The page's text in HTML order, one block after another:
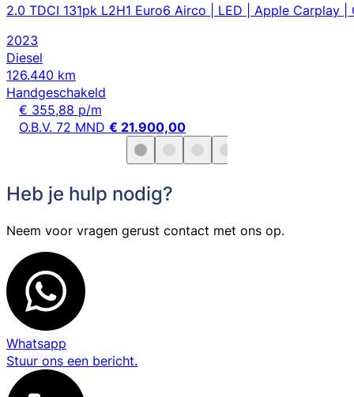
2.0 TDCI 131pk L2H1 Euro6 Airco | LED | Apple Carplay
2023
Diesel
126.440 km
Handgeschakeld
€ 355,88 p/m
O.B.V. 72 MND € 21.900,00
Heb je hulp nodig?
Neem voor vragen gerust contact met ons op.
Whatsapp
Stuur ons een bericht.